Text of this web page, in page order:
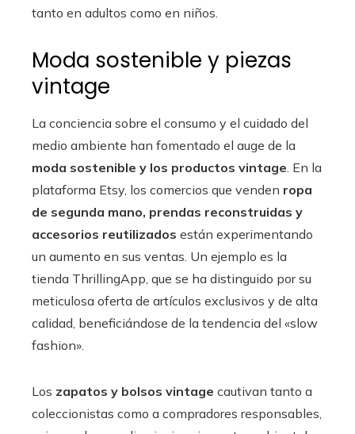
tanto en adultos como en niños.
Moda sostenible y piezas
vintage
La conciencia sobre el consumo y el cuidado del
medio ambiente han fomentado el auge de la
moda sostenible y los productos vintage. En la
plataforma Etsy, los comercios que venden ropa
de segunda mano, prendas reconstruidas y
accesorios reutilizados están experimentando
un aumento en sus ventas. Un ejemplo es la
tienda ThrillingApp, que se ha distinguido por su
meticulosa oferta de artículos exclusivos y de alta
calidad, beneficiándose de la tendencia del «slow
fashion».
Los zapatos y bolsos vintage cautivan tanto a
coleccionistas como a compradores responsables,